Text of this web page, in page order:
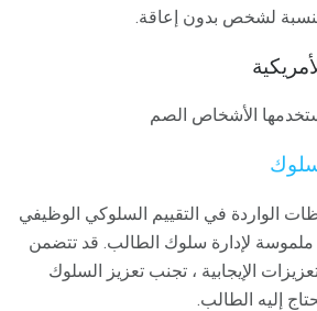
لشخص بدون إعاقة.
الأشخاص الصم
الواردة في التقييم السلوكي الوظيفي
لإدارة سلوك الطالب. قد تتضمن
الإيجابية ، تجنب تعزيز السلوك
إليه الطالب.